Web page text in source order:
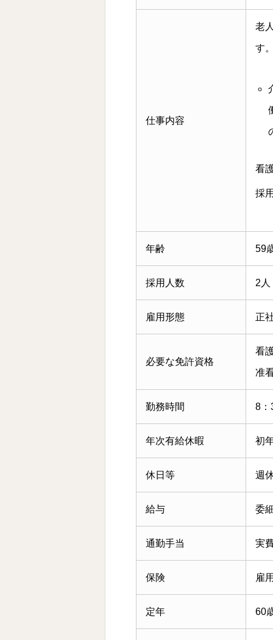
仕事内容
老
す
看
採
年齢 59
採用人数 2人
雇用形態 正
必要な免許資格
看
准
勤務時間 8：
年次有給休暇 初
休日等 週
給与 委
通勤手当 実
保険 雇
定年 60